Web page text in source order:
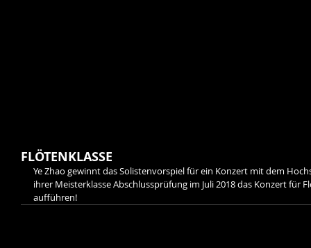
FLÖTENKLASSE
Ye Zhao gewinnt das Solistenvorspiel für ein Konzert mit dem
ihrer Meisterklasse Abschlussprüfung im Juli 2018 das Konzert für
aufführen!